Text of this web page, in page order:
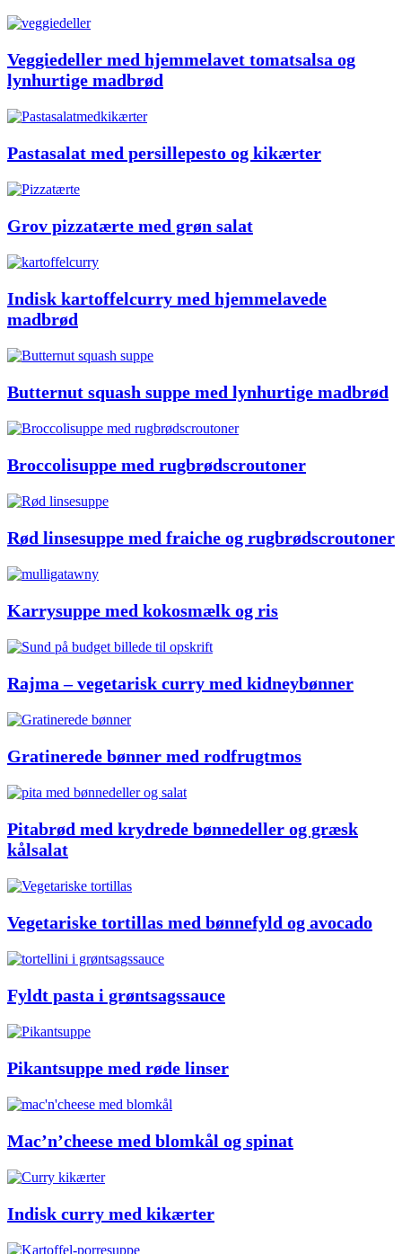
Veggiedeller med hjemmelavet tomatsalsa og
lynhurtige madbrød
Pastasalat med persillepesto og kikærter
Grov pizzatærte med grøn salat
Indisk kartoffelcurry med hjemmelavede
madbrød
Butternut squash suppe med lynhurtige madbrød
Broccolisuppe med rugbrødscroutoner
Rød linsesuppe med fraiche og rugbrødscroutoner
Karrysuppe med kokosmælk og ris
Rajma – vegetarisk curry med kidneybønner
Gratinerede bønner med rodfrugtmos
Pitabrød med krydrede bønnedeller og græsk
kålsalat
Vegetariske tortillas med bønnefyld og avocado
Fyldt pasta i grøntsagssauce
Pikantsuppe med røde linser
Mac’n’cheese med blomkål og spinat
Indisk curry med kikærter